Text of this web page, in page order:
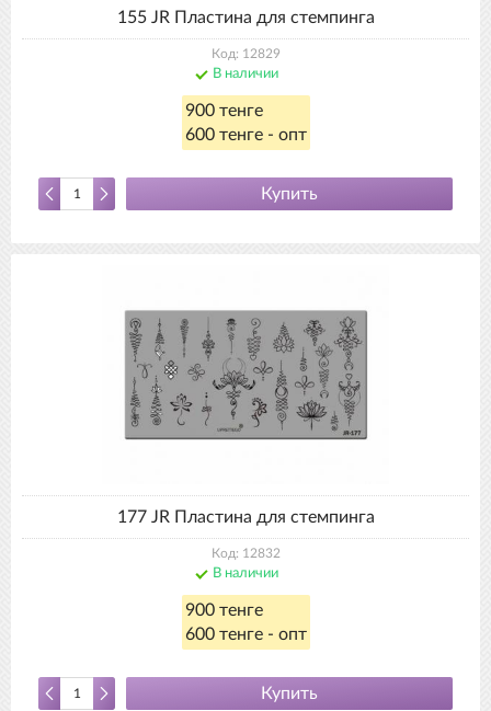
155 JR Пластина для стемпинга
Код: 12829
В наличии
900 тенге
600 тенге - опт
Купить
177 JR Пластина для стемпинга
Код: 12832
В наличии
900 тенге
600 тенге - опт
Купить